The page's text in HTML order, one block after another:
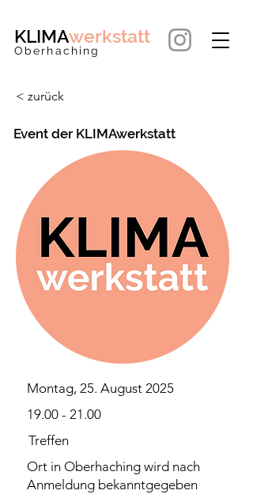
KLIMAwerkstatt
Oberhaching
< zurück
Event der KLIMAwerkstatt
Montag, 25. August 2025
19.00 - 21.00
Treffen
Ort in Oberhaching wird nach
Anmeldung bekanntgegeben